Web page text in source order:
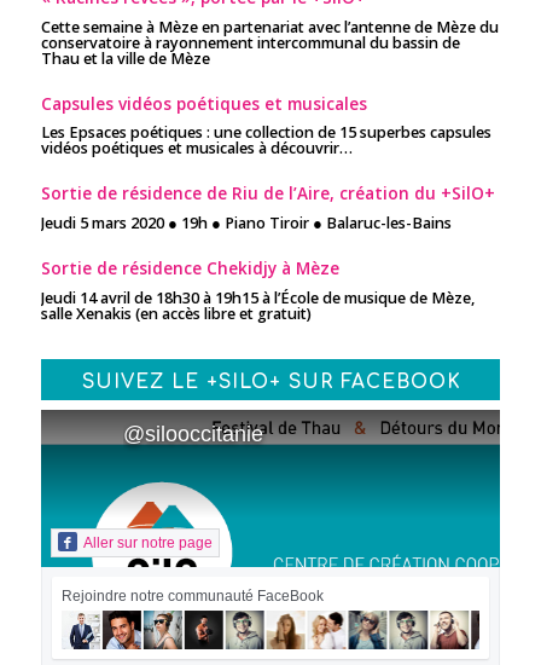
Cette semaine à Mèze en partenariat avec l’antenne de Mèze du
conservatoire à rayonnement intercommunal du bassin de
Thau et la ville de Mèze
Capsules vidéos poétiques et musicales
Les Epsaces poétiques : une collection de 15 superbes capsules
vidéos poétiques et musicales à découvrir…
Sortie de résidence de Riu de l’Aire, création du +SilO+
Jeudi 5 mars 2020 ● 19h ● Piano Tiroir ● Balaruc-les-Bains
Sortie de résidence Chekidjy à Mèze
Jeudi 14 avril de 18h30 à 19h15 à l’École de musique de Mèze,
salle Xenakis (en accès libre et gratuit)
SUIVEZ LE +SILO+ SUR FACEBOOK
@silooccitanie
Aller sur notre page
Rejoindre notre communauté FaceBook